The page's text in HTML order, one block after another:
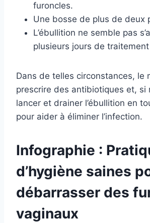
furoncles.
Une bosse de plus de deux
L’ébullition ne semble pas
plusieurs jours de
Dans de telles circonstances, le
prescrire des antibiotiques et, si
lancer et drainer l’ébullition en
pour aider à éliminer l’infection.
Infographie :
d’hygiène saines
débarrasser des
vaginaux